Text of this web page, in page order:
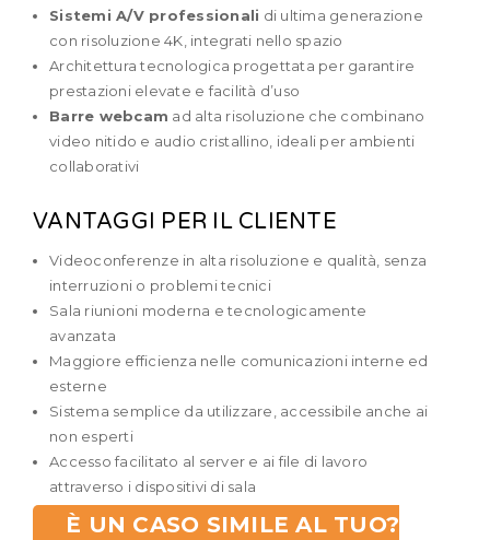
Sistemi A/V professionali di ultima generazione
con risoluzione 4K, integrati nello spazio
Architettura tecnologica progettata per garantire
prestazioni elevate e facilità d’uso
Barre webcam ad alta risoluzione che combinano
video nitido e audio cristallino, ideali per ambienti
collaborativi
VANTAGGI PER IL CLIENTE
Videoconferenze in alta risoluzione e qualità, senza
interruzioni o problemi tecnici
Sala riunioni moderna e tecnologicamente
avanzata
Maggiore efficienza nelle comunicazioni interne ed
esterne
Sistema semplice da utilizzare, accessibile anche ai
non esperti
Accesso facilitato al server e ai file di lavoro
attraverso i dispositivi di sala
È UN CASO SIMILE AL TUO?